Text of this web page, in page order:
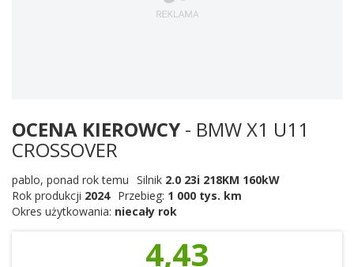
OCENA KIEROWCY - BMW X1 U11
CROSSOVER
pablo, ponad rok temu Silnik 2.0 23i 218KM 160kW
Rok produkcji 2024 Przebieg: 1 000 tys. km
Okres użytkowania: niecały rok
4,43